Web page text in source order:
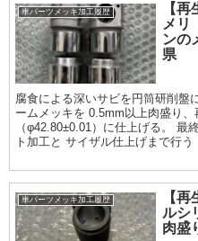
車パーツメッキ加工履歴
【
メリ
ンの
県
腐食による深いサビを円筒研削盤
ームメッキを 0.5mm以上肉盛り
（φ42.80±0.01）に仕上げる。 最
ト加工と サイザル仕上げまで行う
車パーツメッキ加工履歴
【
ルシ
肉盛